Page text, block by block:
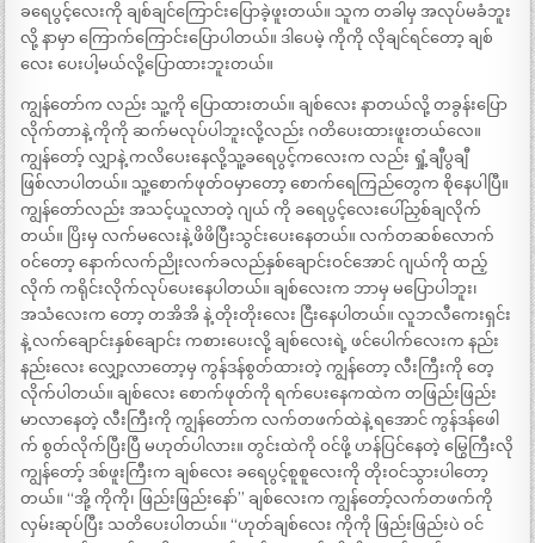
ခရေပွင့်လေးကို ချစ်ချင်ကြောင်းပြောခဲ့ဖူးတယ်။ သူက တခါမှ အလုပ်မခံဘူး
လို့ နာမှာ ကြောက်ကြောင်းပြောပါတယ်။ ဒါပေမဲ့ ကိုကို လိုချင်ရင်တော့ ချစ်
လေး ပေးပါ့မယ်လို့ပြောထားဘူးတယ်။
ကျွန်တော်က လည်း သူ့ကို ပြောထားတယ်။ ချစ်လေး နာတယ်လို့ တခွန်းပြော
လိုက်တာနဲ့ ကိုကို ဆက်မလုပ်ပါဘူးလို့လည်း ဂတိပေးထားဖူးတယ်လေ။
ကျွန်တော့် လျှာနဲ့ ကလိပေးနေလို့သူ့ခရေပွင့်ကလေးက လည်း ရှုံ့ချီပွချီ
ဖြစ်လာပါတယ်။ သူ့စောက်ဖုတ်ဝမှာတော့ စောက်ရေကြည်တွေက စိုနေပါပြီ။
ကျွန်တော်လည်း အသင့်ယူလာတဲ့ ဂျယ် ကို ခရေပွင့်လေးပေါ်ညှစ်ချလိုက်
တယ်။ ပြိးမှ လက်မလေးနဲ့ ဖိဖိပြီးသွင်းပေးနေတယ်။ လက်တဆစ်လောက်
ဝင်တော့ နောက်လက်ညိုးလက်ခလည်နှစ်ချောင်းဝင်အောင် ဂျယ်ကို ထည့်
လိုက် ကရိုင်းလိုက်လုပ်ပေးနေပါတယ်။ ချစ်လေးက ဘာမှ မပြောပါဘူး၊
အသံလေးက တော့ တအိအိ နဲ့ တိုးတိုးလေး ငြီးနေပါတယ်။ လူဘလီကေးရှင်း
နဲ့ လက်ချောင်းနှစ်ချောင်း ကစားပေးလို့ ချစ်လေးရဲ့ ဖင်ပေါက်လေးက နည်း
နည်းလေး လျှော့လာတော့မှ ကွန်ဒန်စွတ်ထားတဲ့ ကျွန်တော့ လီးကြီးကို တေ့
လိုက်ပါတယ်။ ချစ်လေး စောက်ဖုတ်ကို ရက်ပေးနေကထဲက တဖြည်းဖြည်း
မာလာနေတဲ့ လီးကြီးကို ကျွန်တော်က လက်တဖက်ထဲနဲ့ ရအောင် ကွန်ဒန်ဖေါ
က် စွတ်လိုက်ပြီးပြီ မဟုတ်ပါလား။ တွင်းထဲကို ဝင်ဖို့ ဟန်ပြင်နေတဲ့ မြွေကြီးလို
ကျွန်တော့် ဒစ်ဖူးကြီးက ချစ်လေး ခရေပွင့်စူစူလေးကို တိုးဝင်သွားပါတော့
တယ်။ “အို့ ကိုကို၊ ဖြည်းဖြည်းနော်” ချစ်လေးက ကျွန်တော့်လက်တဖက်ကို
လှမ်းဆုပ်ပြီး သတိပေးပါတယ်။ “ဟုတ်ချစ်လေး ကိုကို ဖြည်းဖြည်းပဲ ဝင်